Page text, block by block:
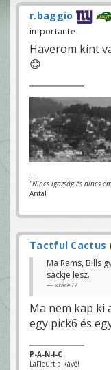
r.baggio
importante
Haverom kint
😊
---
"Nincs igazság és nincs
Antal
Tactful Cactus
Ma Rams, Bills
sackje lesz.
xrace77
Ma nem kap ki
egy pick6 és
P-A-N-I-C
LaFleurt a kávé!